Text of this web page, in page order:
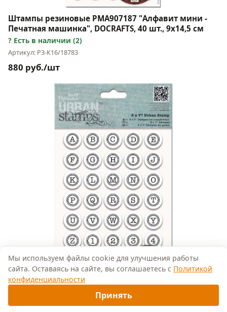
Штампы резиновые PMA907187 "Алфавит мини -
Печатная машинка", DOCRAFTS, 40 шт., 9х14,5 см
Есть в наличии (2)
Артикул: Р3-К16/18783
880 руб./шт
Штампы резиновые PMA907186 "Алфавит -
Мы используем файлы cookie для улучшения работы
сайта. Оставаясь на сайте, вы соглашаетесь с Политикой
конфиденциальности
Принять